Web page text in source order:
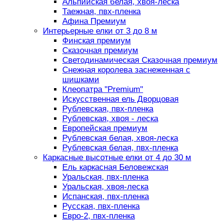
Таежная, пвх-пленка
Афина Премиум
Интерьерные елки от 3 до 8 м
Финская премиум
Сказочная премиум
Светодинамическая Сказочная премиум
Снежная королева заснеженная с
шишками
Клеопатра "Premium"
Искусственная ель Дворцовая
Рублевская, пвх-пленка
Рублевская, хвоя - леска
Европейская премиум
Рублевская белая, хвоя-леска
Рублевская белая, пвх-пленка
Каркасные высотные елки от 4 до 30 м
Ель каркасная Беловежская
Уральская, пвх-пленка
Уральская, хвоя-леска
Испанская, пвх-пленка
Русская, пвх-пленка
Евро-2, пвх-пленка